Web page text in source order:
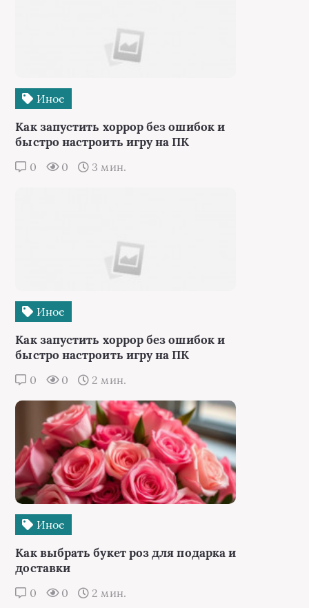
Иное
Как запустить хоррор без ошибок и
быстро настроить игру на ПК
0 0 3 мин.
Иное
Как запустить хоррор без ошибок и
быстро настроить игру на ПК
0 0 2 мин.
Иное
Как выбрать букет роз для подарка и
доставки
0 0 2 мин.